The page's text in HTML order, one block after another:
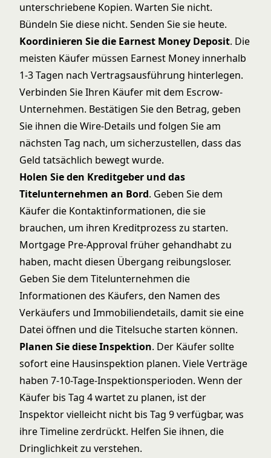
unterschriebene Kopien. Warten Sie nicht.
Bündeln Sie diese nicht. Senden Sie sie heute.
Koordinieren Sie die Earnest Money Deposit. Die
meisten Käufer müssen Earnest Money innerhalb
1-3 Tagen nach Vertragsausführung hinterlegen.
Verbinden Sie Ihren Käufer mit dem Escrow-
Unternehmen. Bestätigen Sie den Betrag, geben
Sie ihnen die Wire-Details und folgen Sie am
nächsten Tag nach, um sicherzustellen, dass das
Geld tatsächlich bewegt wurde.
Holen Sie den Kreditgeber und das
Titelunternehmen an Bord. Geben Sie dem
Käufer die Kontaktinformationen, die sie
brauchen, um ihren Kreditprozess zu starten.
Mortgage Pre-Approval früher gehandhabt zu
haben, macht diesen Übergang reibungsloser.
Geben Sie dem Titelunternehmen die
Informationen des Käufers, den Namen des
Verkäufers und Immobiliendetails, damit sie eine
Datei öffnen und die Titelsuche starten können.
Planen Sie diese Inspektion. Der Käufer sollte
sofort eine Hausinspektion planen. Viele Verträge
haben 7-10-Tage-Inspektionsperioden. Wenn der
Käufer bis Tag 4 wartet zu planen, ist der
Inspektor vielleicht nicht bis Tag 9 verfügbar, was
ihre Timeline zerdrückt. Helfen Sie ihnen, die
Dringlichkeit zu verstehen.